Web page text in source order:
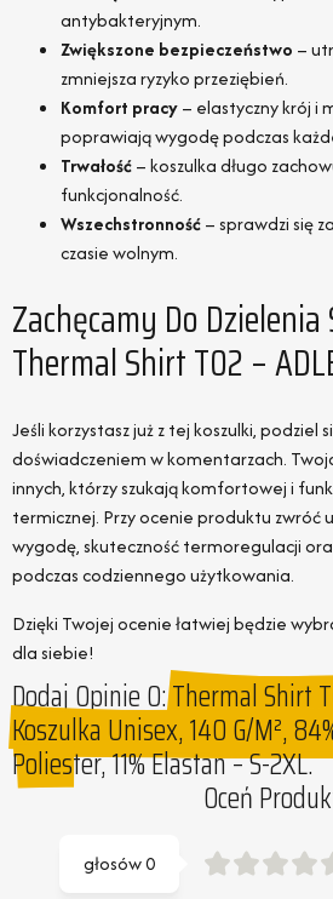
antybakteryjnym.
Zwiększone bezpieczeństwo –
zmniejsza ryzyko przeziębień.
Komfort pracy– elastyczny krój i
poprawiają wygodę podczas
Trwałość– koszulka długo
funkcjonalność.
Wszechstronność– sprawdzi się
czasie wolnym.
Zachęcamy Do
Thermal Shirt T02 –
Jeśli korzystasz już z tej koszulki, podziel
doświadczeniem w komentarzach.
innych, którzy szukają komfortowej i
termicznej. Przy ocenie produktu zwróć
wygodę, skuteczność termoregulacji
podczas codziennego użytkowania.
Dzięki Twojej ocenie łatwiej będzie
dla siebie!
Dodaj Opinie O:Thermal Shirt
Koszulka Unisex, 140 G/m²,
Poliester, 11% Elastan – S-2XL.
Oceń
głosów0